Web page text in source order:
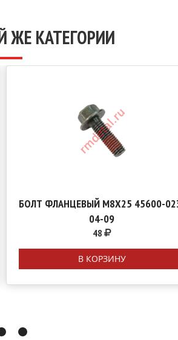
ЖЕ КАТЕГОРИИ
БОЛТ ФЛАНЦЕВЫЙ М8Х25 45600-
04-09
48
В КОРЗИНУ